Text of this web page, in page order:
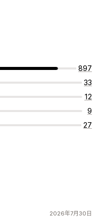
897
33
12
9
27
2026年7月30日